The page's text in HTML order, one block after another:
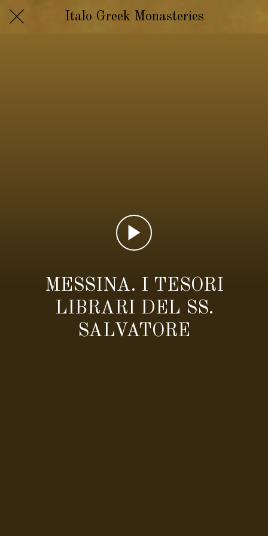
Italo Greek Monasteries
MESSINA. I TESORI
LIBRARI DEL SS.
SALVATORE